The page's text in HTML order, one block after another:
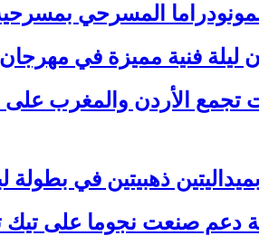
المسرحي بمسرحية
ليلة فنية مميزة في
تجمع الأردن والمغرب
ذهبيتين في بطولة
دعم صنعت نجوما على تيك